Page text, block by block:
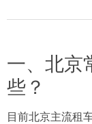
一、北京
些？
目前北京主流租